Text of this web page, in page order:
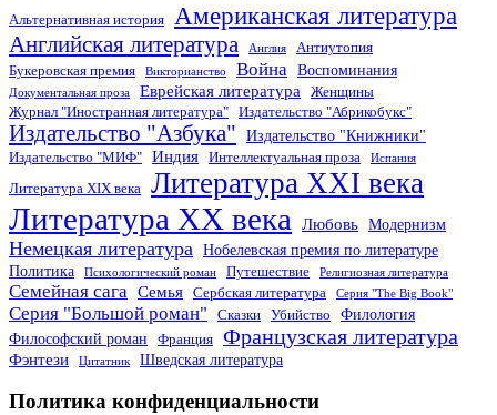
Альтернативная история Американская литература
Английская литература Англия
Антиутопия
Букеровская премия
Викторианство Война Воспоминания
Документальная проза Еврейская литература
Женщины
Журнал "Иностранная литература"
Издательство "Абрикобукс"
Издательство "Азбука" Издательство "Книжники"
Издательство "МИФ" Индия Интеллектуальная проза Испания
Литература XIX века Литература XXI века
Литература XX века Любовь Модернизм
Немецкая литература
Нобелевская премия по литературе
Политика
Психологический роман Путешествие Религиозная литература
Семейная сага Семья Сербская литература Серия "The Big Book"
Серия "Большой роман" Сказки Убийство
Филология
Философский роман
Франция Французская литература
Фэнтези Цитатник Шведская литература
Политика конфиденциальности